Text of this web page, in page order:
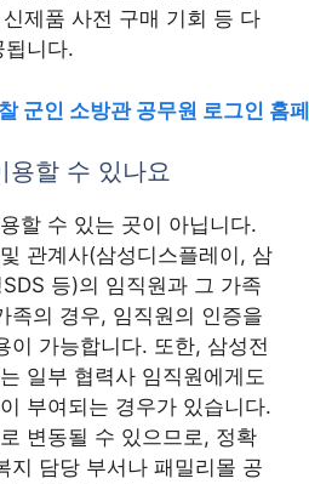
제품 사전 구매 기회 등 다
됩니다.
군인 소방관 공무원 로그인 홈
용할 수 있나요
할 수 있는 곳이 아닙니다.
관계사(삼성디스플레이, 삼
등)의 임직원과 그 가족
족의 경우, 임직원의 인증을
이 가능합니다. 또한, 삼성전
일부 협력사 임직원에게도
부여되는 경우가 있습니다.
변동될 수 있으므로, 정확
지 담당 부서나 패밀리몰 공